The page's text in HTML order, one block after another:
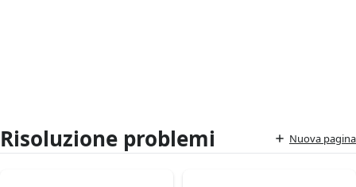
Risoluzione problemi Nuova pagina